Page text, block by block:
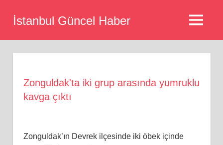
İstanbul Güncel Haber MENU
Zonguldak'ta iki grup arasında yumruklu
kavga çıktı
Zonguldak’ın Devrek ilçesinde iki öbek içinde